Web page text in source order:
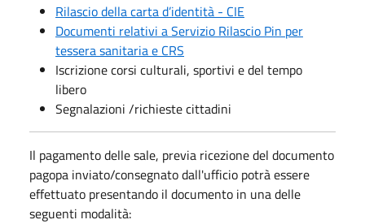
Rilascio della carta d’identità - CIE
Documenti relativi a Servizio Rilascio Pin per
tessera sanitaria e CRS
Iscrizione corsi culturali, sportivi e del tempo
libero
Segnalazioni /richieste cittadini
Il pagamento delle sale, previa ricezione del documento
pagopa inviato/consegnato dall'ufficio potrà essere
effettuato presentando il documento in una delle
seguenti modalità: